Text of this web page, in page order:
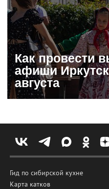
Как провести
афиши
августа
Гид по сибирской кухне
Карта катков